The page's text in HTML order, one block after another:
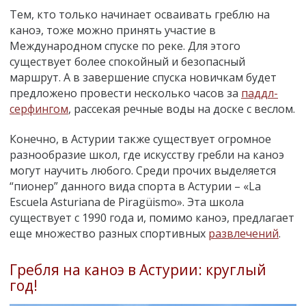
Тем, кто только начинает осваивать греблю на
каноэ, тоже можно принять участие в
Международном спуске по реке. Для этого
существует более спокойный и безопасный
маршрут. А в завершение спуска новичкам будет
предложено провести несколько часов за паддл-
серфингом, рассекая речные воды на доске с веслом.
Конечно, в Астурии также существует огромное
разнообразие школ, где искусству гребли на каноэ
могут научить любого. Среди прочих выделяется
“пионер” данного вида спорта в Астурии – «La
Escuela Asturiana de Piragüismo». Эта школа
существует с 1990 года и, помимо каноэ, предлагает
еще множество разных спортивных развлечений.
Гребля на каноэ в Астурии: круглый
год!